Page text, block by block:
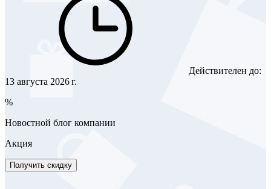
Действителен до:
13 августа 2026 г.
%
Новостной блог компании
Акция
Получить скидку